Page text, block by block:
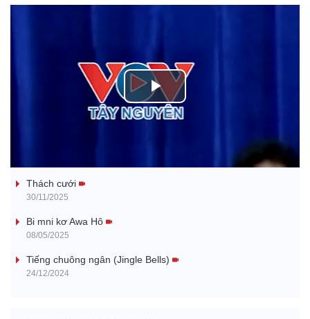
P
a
i
Thách cưới
30/11/2025
Bi mni kơ Awa Hô
08/05/2025
Tiếng chuông ngân (Jingle Bells)
24/12/2024